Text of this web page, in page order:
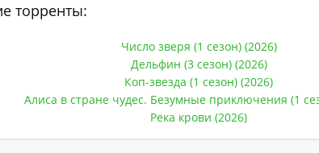
торренты:
Число зверя (1 сезон) (2026)
Дельфин (3 сезон) (2026)
Коп-звезда (1 сезон) (2026)
Алиса в стране чудес. Безумные приключения (1
Река крови (2026)